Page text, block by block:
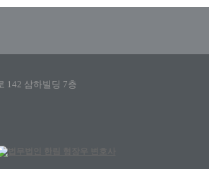
142 삼하빌딩 7층